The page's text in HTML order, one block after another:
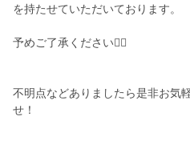
を持たせていただいております。
予めご了承ください🙇‍♂️
不明点などありましたら是非お気